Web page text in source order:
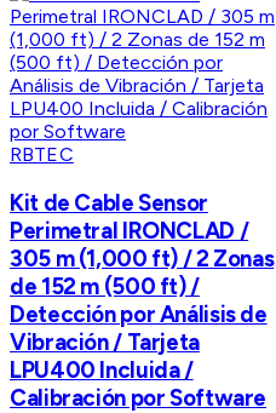
RBTEC
Kit de Cable Sensor
Perimetral IRONCLAD /
305 m (1,000 ft) / 2 Zonas
de 152 m (500 ft) /
Detección por Análisis de
Vibración / Tarjeta
LPU400 Incluida /
Calibración por Software